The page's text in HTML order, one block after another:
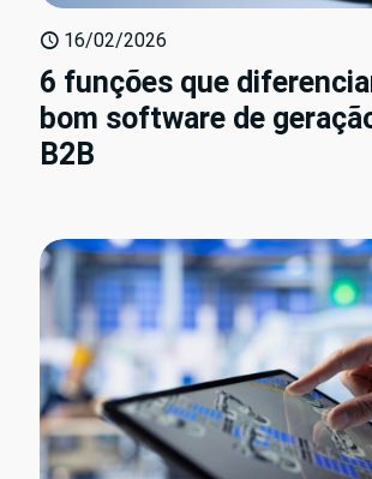
16/02/2026
6 funções que
bom software de
B2B